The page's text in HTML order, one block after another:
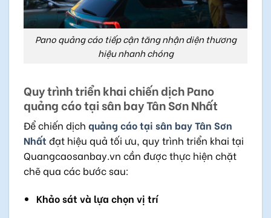
Pano quảng cáo tiếp cận tăng nhận diện thương
hiệu nhanh chóng
Quy trình triển khai chiến dịch Pano
quảng cáo tại sân bay Tân Sơn Nhất
Để chiến dịch quảng cáo tại sân bay Tân Sơn
Nhất đạt hiệu quả tối ưu, quy trình triển khai tại
Quangcaosanbay.vn cần được thực hiện chặt
chẽ qua các bước sau:
Khảo sát và lựa chọn vị trí